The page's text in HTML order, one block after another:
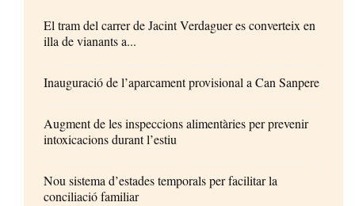
El tram del carrer de Jacint Verdaguer es converteix en
illa de vianants a...
Inauguració de l’aparcament provisional a Can Sanpere
Augment de les inspeccions alimentàries per prevenir
intoxicacions durant l’estiu
Nou sistema d’estades temporals per facilitar la
conciliació familiar